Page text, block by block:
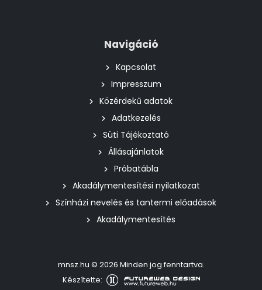
Navigáció
Kapcsolat
Impresszum
Közérdekű adatok
Adatkezelés
Süti Tájékoztató
Állásajánlatok
Próbatábla
Akadálymentesítési nyilatkozat
Színházi nevelés és tantermi előadások
Akadálymentesítés
mnsz.hu © 2026 Minden jog fenntartva.
Készítette: